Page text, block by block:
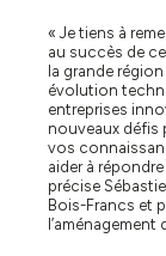
« Je tiens à
au succès de
la grande
évolution
entreprises
nouveaux défis
vos
aider à
précise
Bois-Francs et
l’aménagement